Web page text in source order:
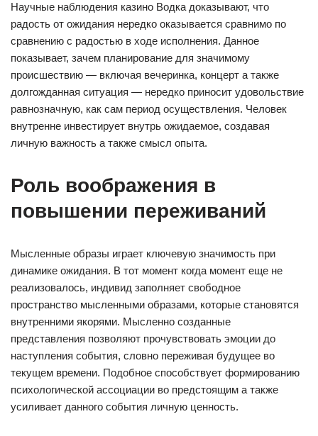
Научные наблюдения казино Водка доказывают, что
радость от ожидания нередко оказывается сравнимо по
сравнению с радостью в ходе исполнения. Данное
показывает, зачем планирование для значимому
происшествию — включая вечеринка, концерт а также
долгожданная ситуация — нередко приносит удовольствие
равнозначную, как сам период осуществления. Человек
внутренне инвестирует внутрь ожидаемое, создавая
личную важность а также смысл опыта.
Роль воображения в
повышении переживаний
Мысленные образы играет ключевую значимость при
динамике ожидания. В тот момент когда момент еще не
реализовалось, индивид заполняет свободное
пространство мысленными образами, которые становятся
внутренними якорями. Мысленно созданные
представления позволяют прочувствовать эмоции до
наступления события, словно переживая будущее во
текущем времени. Подобное способствует формированию
психологической ассоциации во предстоящим а также
усиливает данного события личную ценность.